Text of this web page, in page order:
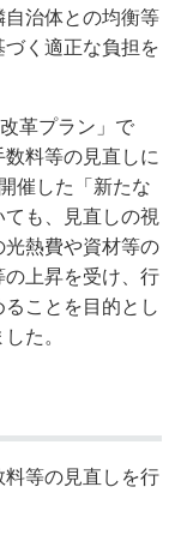
治体との均衡等
く適正な負担を
革プラン」で
料等の見直しに
催した「新たな
も、見直しの視
光熱費や資材等の
上昇を受け、行
ことを目的とし
た。
等の見直しを行